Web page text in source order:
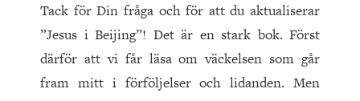
Tack för Din fråga och för att du aktualiserar
”Jesus i Bei­jing”! Det är en stark bok. Först
därför att vi får läsa om väckelsen som går
fram mitt i förföljelser och lidanden. Men